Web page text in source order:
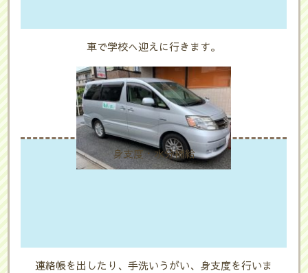
車で学校へ迎えに行きます。
身支度・水分補給
連絡帳を出したり、手洗いうがい、身支度を行いま